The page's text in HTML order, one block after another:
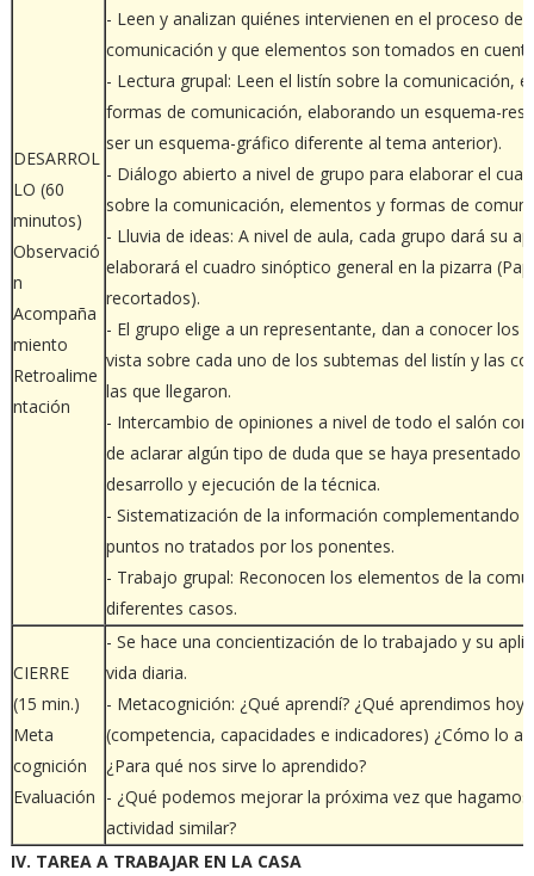
DESARROL
LO (60
minutos)
Observació
n
Acompaña
miento
Retroalime
ntación
- Leen y analizan quiénes intervienen en el proceso de
comunicación y que elementos son tomados en
- Lectura grupal: Leen el listín sobre la comunicación,
formas de comunicación, elaborando un esquema-
ser un esquema-gráfico diferente al tema anterior).
- Diálogo abierto a nivel de grupo para elaborar el
sobre la comunicación, elementos y formas de
- Lluvia de ideas: A nivel de aula, cada grupo dará su
elaborará el cuadro sinóptico general en la pizarra
recortados).
- El grupo elige a un representante, dan a conocer los
vista sobre cada uno de los subtemas del listín y las
las que llegaron.
- Intercambio de opiniones a nivel de todo el salón
de aclarar algún tipo de duda que se haya presentado
desarrollo y ejecución de la técnica.
- Sistematización de la información complementando
puntos no tratados por los ponentes.
- Trabajo grupal: Reconocen los elementos de la
diferentes casos.
CIERRE
(15 min.)
Meta
cognición
Evaluación
- Se hace una concientización de lo trabajado y su
vida diaria.
- Metacognición: ¿Qué aprendí? ¿Qué aprendimos hoy?
(competencia, capacidades e indicadores) ¿Cómo lo
¿Para qué nos sirve lo aprendido?
- ¿Qué podemos mejorar la próxima vez que hagamos
actividad similar?
IV. TAREA A TRABAJAR EN LA CASA